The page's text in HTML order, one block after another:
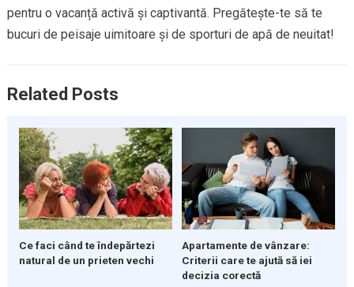
pentru o vacanță activă și captivantă. Pregătește-te să te
bucuri de peisaje uimitoare și de sporturi de apă de neuitat!
Related Posts
Ce faci când te îndepărtezi
natural de un prieten vechi
Apartamente de vânzare:
Criterii care te ajută să iei
decizia corectă